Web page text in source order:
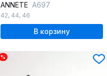
ANNETE A697
42, 44, 46
В корзину
%